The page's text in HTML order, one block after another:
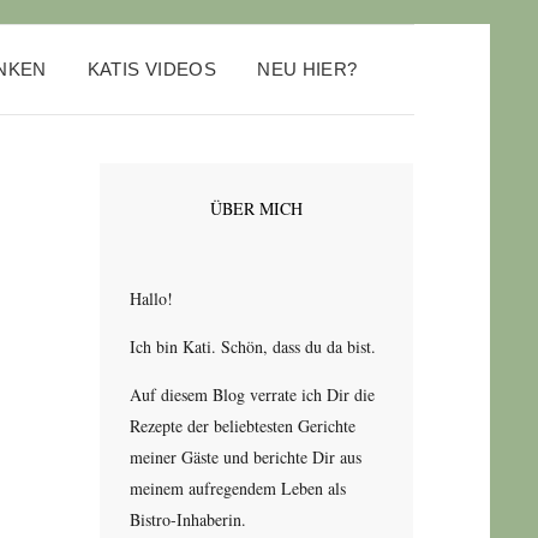
KATIS VIDEOS NEU HIER?
ÜBER MICH
Hallo!
Ich bin Kati. Schön, dass du da bist.
Auf diesem Blog verrate ich Dir die
Rezepte der beliebtesten Gerichte
meiner Gäste und berichte Dir aus
meinem aufregendem Leben als
Bistro-Inhaberin.